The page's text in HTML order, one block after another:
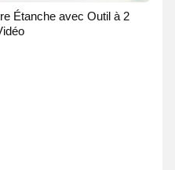
Étanche avec Outil à 2